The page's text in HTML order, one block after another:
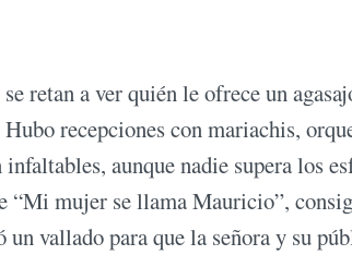
retan a ver quién le ofrece un
recepciones con mariachis,
aunque nadie supera los
“Mi mujer se llama Mauricio”,
vallado para que la señora y su